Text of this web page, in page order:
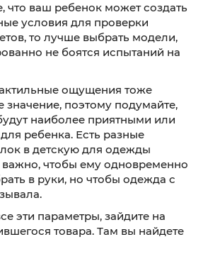
что ваш ребенок может создать
условия для проверки
то лучше выбрать модели,
не боятся испытаний на
ощущения тоже
поэтому подумайте,
наиболее приятными или
ребенка. Есть разные
в детскую для одежды
важно, чтобы ему одновременно
в руки, но чтобы одежда с
эти параметры, зайдите на
товара. Там вы найдете